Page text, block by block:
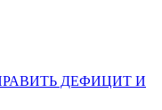
ДЕФИЦИТ И